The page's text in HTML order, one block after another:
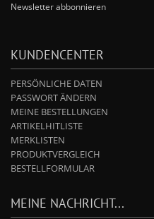
Newsletter abbonnieren
KUNDENCENTER
PERSÖNLICHE DATEN
PASSWORT ÄNDERN
MEINE BESTELLUNGEN
ARTIKELHITLISTE
MERKLISTEN
PRODUKTVERGLEICH
BESTELLFORMULAR
MEINE NACHRICHT...